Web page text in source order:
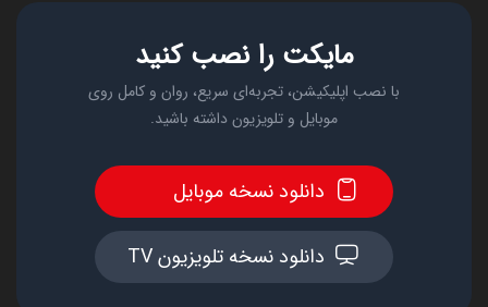
مایکت را نصب کنید
با نصب اپلیکیشن، تجربه‌ای سریع، روان و کامل روی
موبایل و تلویزیون داشته باشید.
دانلود نسخه موبایل
دانلود نسخه تلویزیون TV